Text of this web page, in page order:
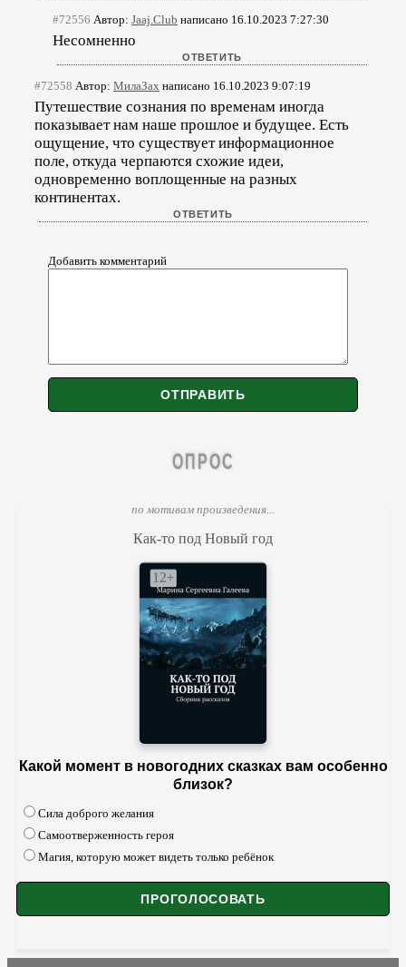
#72556 Автор: Jaaj.Club написано 16.10.2023 7:27:30
Несомненно
#72558 Автор: МилаЗах написано 16.10.2023 9:07:19
Путешествие сознания по временам иногда
показывает нам наше прошлое и будущее. Есть
ощущение, что существует информационное
поле, откуда черпаются схожие идеи,
одновременно воплощенные на разных
континентах.
Добавить комментарий
ОПРОС
по мотивам произведения...
Как-то под Новый год
Какой момент в новогодних сказках вам особенно
близок?
Сила доброго желания
Самоотверженность героя
Магия, которую может видеть только ребёнок